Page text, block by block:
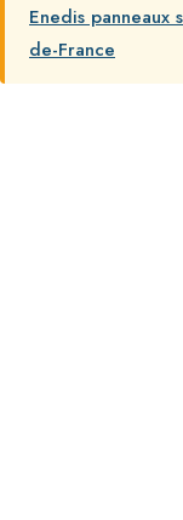
Enedis panneaux
de-France